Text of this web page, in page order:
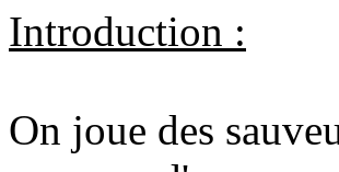
Introduction :
On joue des